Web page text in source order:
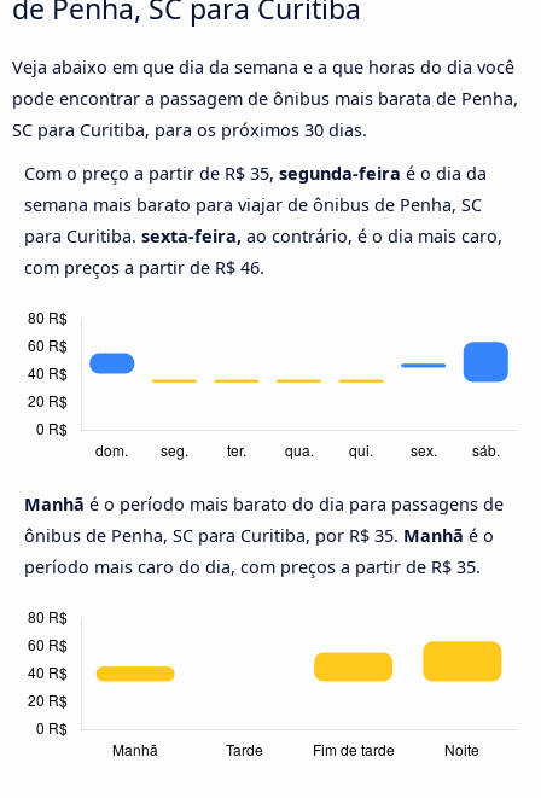
de Penha, SC para Curitiba
Veja abaixo em que dia da semana e a que horas do dia você
pode encontrar a passagem de ônibus mais barata de Penha,
SC para Curitiba, para os próximos 30 dias.
Com o preço a partir de R$ 35, segunda-feira é o dia da
semana mais barato para viajar de ônibus de Penha, SC
para Curitiba. sexta-feira, ao contrário, é o dia mais caro,
com preços a partir de R$ 46.
Manhã é o período mais barato do dia para passagens de
ônibus de Penha, SC para Curitiba, por R$ 35. Manhã é o
período mais caro do dia, com preços a partir de R$ 35.